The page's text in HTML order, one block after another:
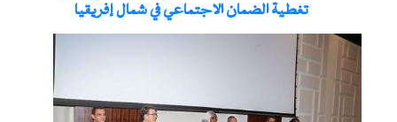
تغطية الضمان الاجتماعي في شمال إفريقيا